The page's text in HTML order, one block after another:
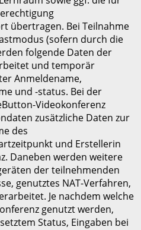
übertragen. Bei Teilnahme
(sofern durch die
folgende Daten der
und temporär
Anmeldename,
und -status. Bei der
Videokonferenz
zusätzliche Daten zur
des
und Erstellerin
Daneben werden weitere
der teilnehmenden
genutztes NAT-Verfahren,
Je nachdem welche
genutzt werden,
Status, Eingaben bei